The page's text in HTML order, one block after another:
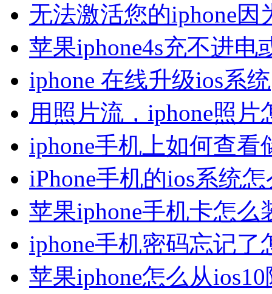
无法激活您的iphone
苹果iphone4s充不进
iphone 在线升级ios系统
用照片流，iphone照
iphone手机上如何查
iPhone手机的ios系统
苹果iphone手机卡怎么
iphone手机密码忘记了
苹果iphone怎么从